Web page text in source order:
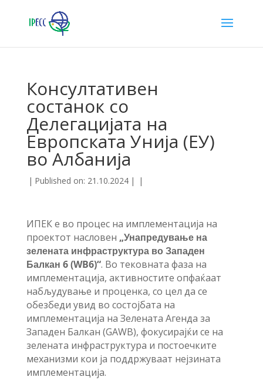
Консултативен
состанок со
Делегацијата на
Европската Унија (ЕУ)
во Албанија
| Published on: 21.10.2024 | |
ИПЕК е во процес на имплементација на
проектот насловен „Унапредување на
зелената инфраструктура во Западен
Балкан 6 (WB6)“. Во тековната фаза на
имплементација, активностите опфаќаат
набљудување и проценка, со цел да се
обезбеди увид во состојбата на
имплементација на Зелената Агенда за
Западен Балкан (GAWB), фокусирајќи се на
зелената инфраструктура и постоечките
механизми кои ја поддржуваат нејзината
имплементација.